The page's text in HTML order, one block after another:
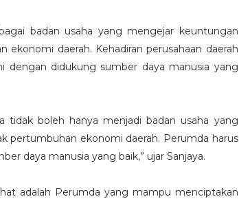
badan usaha yang mengejar keuntungan
daerah. Kehadiran perusahaan daerah
dengan didukung sumber daya manusia yang
tidak boleh hanya menjadi badan usaha yang
pertumbuhan ekonomi daerah. Perumda harus
daya manusia yang baik,” ujar Sanjaya.
adalah Perumda yang mampu menciptakan